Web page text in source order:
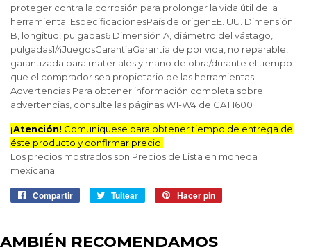
proteger contra la corrosión para prolongar la vida útil de la
herramienta. EspecificacionesPaís de origenEE. UU. Dimensión
B, longitud, pulgadas6 Dimensión A, diámetro del vástago,
pulgadas1/4JuegosGarantíaGarantía de por vida, no reparable,
garantizada para materiales y mano de obra/durante el tiempo
que el comprador sea propietario de las herramientas.
Advertencias Para obtener información completa sobre
advertencias, consulte las páginas W1-W4 de CAT1600
¡Atención! Comuniquese para obtener tiempo de entrega de
éste producto y confirmar precio.
Los precios mostrados son Precios de Lista en moneda
mexicana.
Compartir
CompartirTuitear
Tuitear Hacer pin
RECOMENDAMOS